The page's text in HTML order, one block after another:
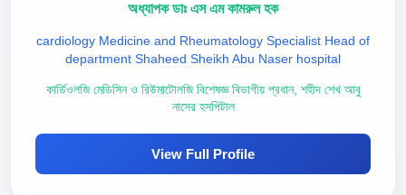
অধ্যাপক ডাঃ এস এম কামরুল হক
cardiology Medicine and Rheumatology Specialist Head of
department Shaheed Sheikh Abu Naser hospital
কার্ডিওলজি মেডিসিন ও রিউমাটোলজি বিশেষজ্ঞ বিভাগীয় প্রধান, শহীদ শেখ আবু
নাসের হসপিটাল
View Full Profile